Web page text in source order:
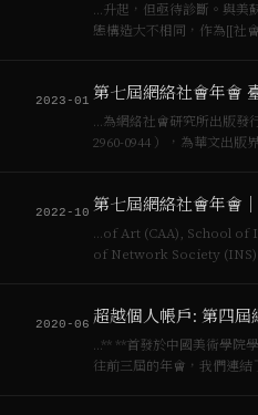
…升起，但亟待診斷。與美
態構造大不相同，作為[[社
社會關係交易化、社交媒
2023-01
…為網絡社會研究所出版發
2960-0944 ），為華文出版
EPUB格式…
2022-10
…of Art (CAA), School of
of Network Society (INS) - Convenor：Professor Huang
2020-06
…** **首發於中國美術學院學
往前三屆的年會，我們連結